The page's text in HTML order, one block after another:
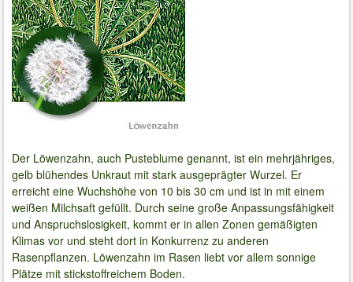
Der Löwenzahn, auch Pusteblume genannt, ist ein mehrjähriges,
gelb blühendes Unkraut mit stark ausgeprägter Wurzel. Er
erreicht eine Wuchshöhe von 10 bis 30 cm und ist in mit einem
weißen Milchsaft gefüllt. Durch seine große Anpassungsfähigkeit
und Anspruchslosigkeit, kommt er in allen Zonen gemäßigten
Klimas vor und steht dort in Konkurrenz zu anderen
Rasenpflanzen. Löwenzahn im Rasen liebt vor allem sonnige
Plätze mit stickstoffreichem Boden.